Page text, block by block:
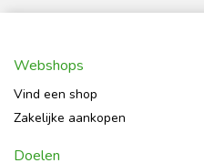
Webshops
Vind een shop
Zakelijke aankopen
Doelen